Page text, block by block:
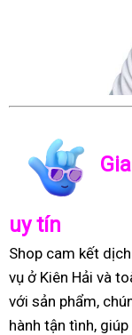
uy tín
Shop cam kết
vụ ở Kiên Hải và
với sản phẩm,
hành tận tình,